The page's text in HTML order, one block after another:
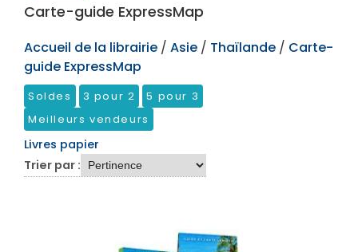
Carte-guide ExpressMap
Accueil de la librairie / Asie / Thaïlande / Carte-
guide ExpressMap
Soldes 3 pour 2
5 pour 3
Meilleurs vendeurs
Livres papier
Trier par :